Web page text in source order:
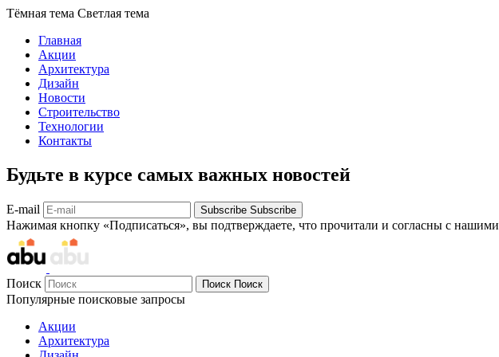
Тёмная тема Светлая тема
Главная
Акции
Архитектура
Дизайн
Новости
Строительство
Технологии
Контакты
Будьте в курсе самых важных новостей
E-mail Subscribe Subscribe
Нажимая кнопку «Подписаться», вы подтверждаете, что прочитали и согласны с нашими
Поиск Поиск Поиск
Популярные поисковые запросы
Акции
Архитектура